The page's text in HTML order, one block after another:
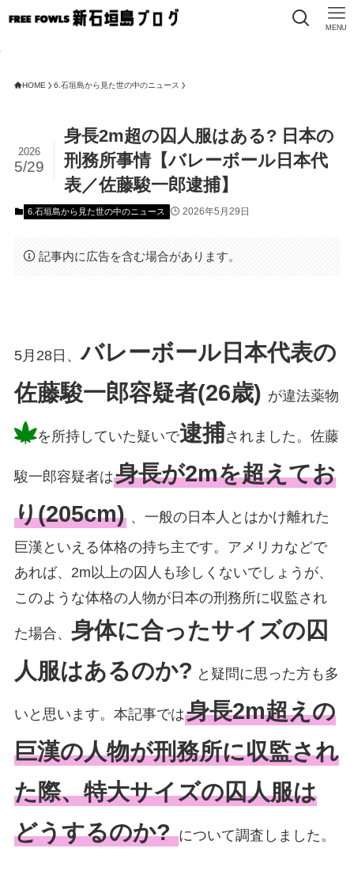
MENU
HOME 6.石垣島から見た世の中のニュース
身長2m超の囚人服はある? 日本の
刑務所事情【バレーボール日本代
表／佐藤駿一郎逮捕】
2026
5/29
6.石垣島から見た世の中のニュース 2026年5月29日
記事内に広告を含む場合があります。
5月28日、バレーボール日本代表の
佐藤駿一郎容疑者(26歳) が違法薬物
を所持していた疑いで逮捕されました。佐藤
駿一郎容疑者は身長が2mを超えてお
り(205cm)、一般の日本人とはかけ離れた
巨漢といえる体格の持ち主です。アメリカなどで
あれば、2m以上の囚人も珍しくないでしょうが、
このような体格の人物が日本の刑務所に収監され
た場合、 身体に合ったサイズの囚
人服はあるのか? と疑問に思った方も多
いと思います。本記事では身長2m超えの
巨漢の人物が刑務所に収監され
た際、特大サイズの囚人服は
どうするのか?について調査しました。